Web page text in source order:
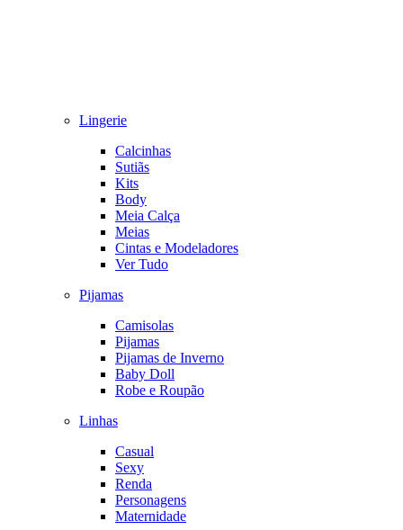
Lingerie
Calcinhas
Sutiãs
Kits
Body
Meia Calça
Meias
Cintas e Modeladores
Ver Tudo
Pijamas
Camisolas
Pijamas
Pijamas de Inverno
Baby Doll
Robe e Roupão
Linhas
Casual
Sexy
Renda
Personagens
Maternidade